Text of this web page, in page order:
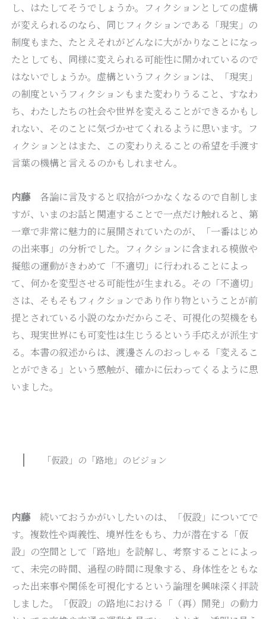
し、はたしてそうでしょうか。フィクションとしての虚構
が変えられるのなら、同じフィクションである「現実」の
制度もまた、たとえそれがどんなに大がかりなことになっ
たとしても、同様に変えられる可能性に開かれているので
はないでしょうか。虚構というフィクションは、「現実」
の制度というフィクションもまた変わりうること、すなわ
ち、わたしたちの社会や世界を変えることができるかもし
れない、そのことに気づかせてくれるように思います。フ
ィクションとはまた、この変わりえることの希望を手渡す
言葉の機構と言えるのかもしれません。
内藤各論に言及すると収拾がつかなくなるので自制しま
すが、いまのお話と関連することで一点だけ触れると、第
一章で非常に魅力的に展開されていたのが、「一番はじめ
の出来事」の分析でした。フィクションに含まれる模倣や
擬態の運動がきわめて「不適切」に行われることによっ
て、何かを変型させる可能性が生まれる。その「不適切」
さは、そもそもフィクションであり作り物ということが前
提とされている小説のなかだからこそ、可視化の契機をも
ち、現実世界にも可変性は生じうるという手応えが派生す
る。本書の叙述からは、渡邊さんのおっしゃる「変えるこ
とができる」という感触が、確かに伝わってくるように思
いました。
「仮設」の「路地」のビジョン
内藤続いておうかがいしたいのは、「仮設」についてで
す。複数性や両義性、境界性をもち、力が潜在する「仮
設」の空間として「路地」を読解し、考察することによっ
て、未完の時間、過程の時間に現象する、身体性をともな
った出来事や関係を可視化するという論理を興味深く拝読
しました。「仮設」の路地における「（再）開発」の動力